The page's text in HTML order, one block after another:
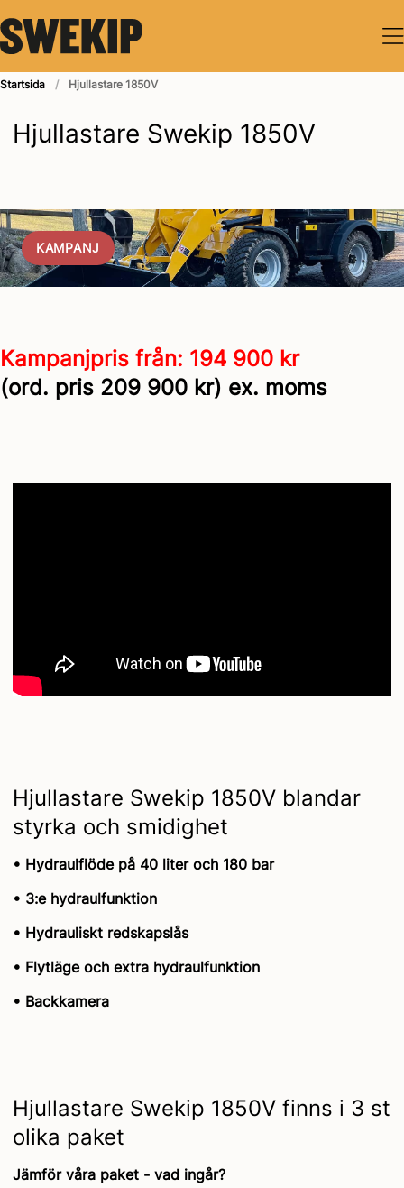
Startsida Hjullastare 1850V
Hjullastare Swekip 1850V
KAMPANJ
Kampanjpris från: 194 900 kr
(ord. pris 209 900 kr) ex. moms
Hjullastare Swekip 1850V blandar
styrka och smidighet
• Hydraulflöde på 40 liter och 180 bar
• 3:e hydraulfunktion
• Hydrauliskt redskapslås
• Flytläge och extra hydraulfunktion
• Backkamera
Hjullastare Swekip 1850V finns i 3 st
olika paket
Jämför våra paket - vad ingår?